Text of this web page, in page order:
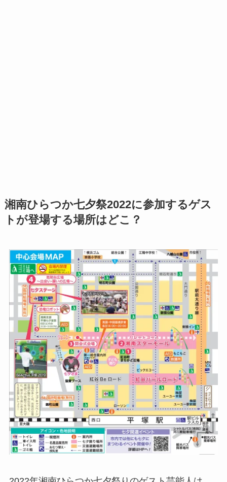
湘南ひらつか七夕祭2022に参加するゲス
トが登場する場所はどこ？